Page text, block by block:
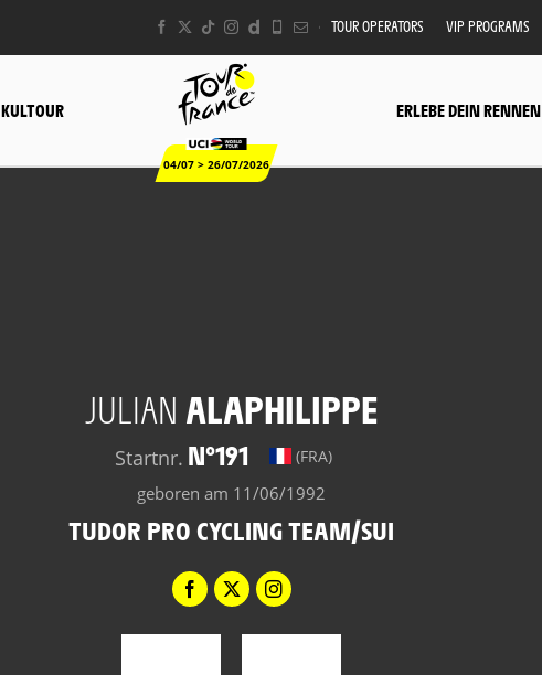
TOUR OPERATORS VIP PROGRAMS
KULTOUR
04/07 > 26/07/2026
ERLEBE DEIN RENNEN
JULIAN ALAPHILIPPE
Startnr. N°191 (FRA)
geboren am 11/06/1992
TUDOR PRO CYCLING TEAM/SUI